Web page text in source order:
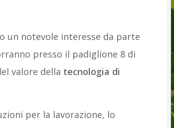
un notevole interesse da parte
presso il padiglione 8 di
valore della tecnologia di
per la lavorazione, lo